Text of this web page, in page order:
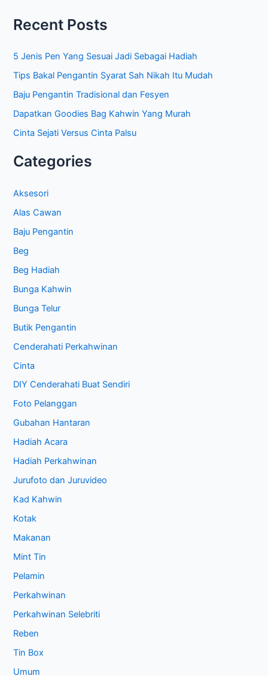
f
r
:
Recent Posts
5 Jenis Pen Yang Sesuai Jadi Sebagai Hadiah
Tips Bakal Pengantin Syarat Sah Nikah Itu Mudah
Baju Pengantin Tradisional dan Fesyen
Dapatkan Goodies Bag Kahwin Yang Murah
Cinta Sejati Versus Cinta Palsu
Categories
Aksesori
Alas Cawan
Baju Pengantin
Beg
Beg Hadiah
Bunga Kahwin
Bunga Telur
Butik Pengantin
Cenderahati Perkahwinan
Cinta
DIY Cenderahati Buat Sendiri
Foto Pelanggan
Gubahan Hantaran
Hadiah Acara
Hadiah Perkahwinan
Jurufoto dan Juruvideo
Kad Kahwin
Kotak
Makanan
Mint Tin
Pelamin
Perkahwinan
Perkahwinan Selebriti
Reben
Tin Box
Umum